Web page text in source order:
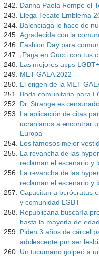
Danna Paola Rompe el
Llega Tecate Emblema
Balenciaga lo hace de
Agradecida con la
Fashion Day para
¡Paga en Gucci con tus
Las mejores apps LGBT+
MET GALA 2022
El origen de la MET
Boda comunitaria para
Dr. Strange es
La aplicación de citas
ucranianos a encontrar
Europa
Los famosos mejor
La revancha de las
reclaman el escenario y
La revancha de las
reclaman el escenario y
Capacitan a burócratas
y comunidad LGBT
Republicana buscaría
hasta la mayoría de edad
Piden 3 años de cárcel
adolescente por ser
Un tucumano golpeó a